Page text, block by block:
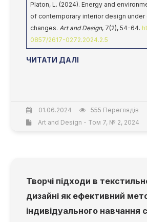
Platon, L. (2024). Energy and
of contemporary interior design
changes. Art and Design, 7(2), 54-64.
0857/2617-0272.2024.2.5
ЧИТАТИ ДАЛІ
01.06.2024
555 Переглядів
Art and Design - Том 7, № 2, 2024
Творчі підходи в
дизайні як ефективний
індивідуального навчання